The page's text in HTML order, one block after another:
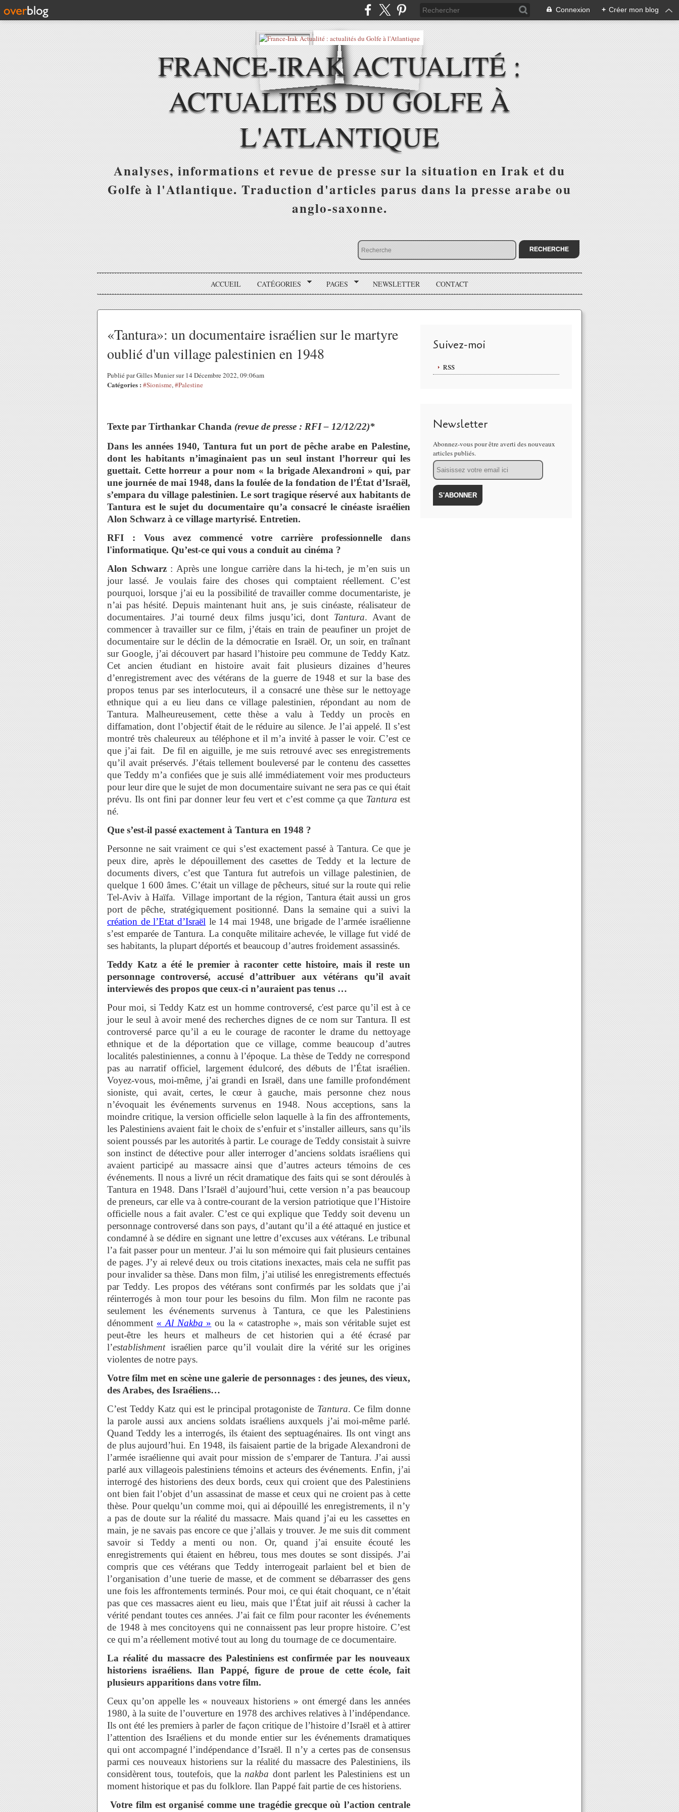
Connexion + Créer mon blog
FRANCE-IRAK ACTUALITÉ :
ACTUALITÉS DU GOLFE À
L'ATLANTIQUE
Analyses, informations et revue de presse sur la situation en Irak et du
Golfe à l'Atlantique. Traduction d'articles parus dans la presse arabe ou
anglo-saxonne.
ACCUEIL CATÉGORIES PAGES NEWSLETTER CONTACT
«Tantura»: un documentaire israélien sur le martyre
oublié d'un village palestinien en 1948
Publié par Gilles Munier sur 14 Décembre 2022, 09:06am
Catégories : #Sionisme,#Palestine
Texte par Tirthankar Chanda (revue de presse : RFI – 12/12/22)*
Dans les années 1940, Tantura fut un port de pêche arabe en Palestine,
dont les habitants n’imaginaient pas un seul instant l’horreur qui les
guettait. Cette horreur a pour nom « la brigade Alexandroni » qui, par
une journée de mai 1948, dans la foulée de la fondation de l’État d’Israël,
s’empara du village palestinien. Le sort tragique réservé aux habitants de
Tantura est le sujet du documentaire qu’a consacré le cinéaste israélien
Alon Schwarz à ce village martyrisé. Entretien.
RFI : Vous avez commencé votre carrière professionnelle dans
l'informatique. Qu’est-ce qui vous a conduit au cinéma ?
Alon Schwarz: Après une longue carrière dans la hi-tech, je m’en suis un
jour lassé. Je voulais faire des choses qui comptaient réellement. C’est
pourquoi, lorsque j’ai eu la possibilité de travailler comme documentariste, je
n’ai pas hésité. Depuis maintenant huit ans, je suis cinéaste, réalisateur de
documentaires. J’ai tourné deux films jusqu’ici, dont Tantura. Avant de
commencer à travailler sur ce film, j’étais en train de peaufiner un projet de
documentaire sur le déclin de la démocratie en Israël. Or, un soir, en traînant
sur Google, j’ai découvert par hasard l’histoire peu commune de Teddy Katz.
Cet ancien étudiant en histoire avait fait plusieurs dizaines d’heures
d’enregistrement avec des vétérans de la guerre de 1948 et sur la base des
propos tenus par ses interlocuteurs, il a consacré une thèse sur le nettoyage
ethnique qui a eu lieu dans ce village palestinien, répondant au nom de
Tantura. Malheureusement, cette thèse a valu à Teddy un procès en
diffamation, dont l’objectif était de le réduire au silence. Je l’ai appelé. Il s’est
montré très chaleureux au téléphone et il m’a invité à passer le voir. C’est ce
que j’ai fait. De fil en aiguille, je me suis retrouvé avec ses enregistrements
qu’il avait préservés. J’étais tellement bouleversé par le contenu des cassettes
que Teddy m’a confiées que je suis allé immédiatement voir mes producteurs
pour leur dire que le sujet de mon documentaire suivant ne sera pas ce qui était
prévu. Ils ont fini par donner leur feu vert et c’est comme ça que Tantura est
né.
Que s’est-il passé exactement à Tantura en 1948 ?
Personne ne sait vraiment ce qui s’est exactement passé à Tantura. Ce que je
peux dire, après le dépouillement des casettes de Teddy et la lecture de
documents divers, c’est que Tantura fut autrefois un village palestinien, de
quelque 1 600 âmes. C’était un village de pêcheurs, situé sur la route qui relie
Tel-Aviv à Haïfa. Village important de la région, Tantura était aussi un gros
port de pêche, stratégiquement positionné. Dans la semaine qui a suivi la
création de l’Etat d’Israël le 14 mai 1948, une brigade de l’armée israélienne
s’est emparée de Tantura. La conquête militaire achevée, le village fut vidé de
ses habitants, la plupart déportés et beaucoup d’autres froidement assassinés.
Teddy Katz a été le premier à raconter cette histoire, mais il reste un
personnage controversé, accusé d’attribuer aux vétérans qu’il avait
interviewés des propos que ceux-ci n’auraient pas tenus …
Pour moi, si Teddy Katz est un homme controversé, c'est parce qu’il est à ce
jour le seul à avoir mené des recherches dignes de ce nom sur Tantura. Il est
controversé parce qu’il a eu le courage de raconter le drame du nettoyage
ethnique et de la déportation que ce village, comme beaucoup d’autres
localités palestiniennes, a connu à l’époque. La thèse de Teddy ne correspond
pas au narratif officiel, largement édulcoré, des débuts de l’État israélien.
Voyez-vous, moi-même, j’ai grandi en Israël, dans une famille profondément
sioniste, qui avait, certes, le cœur à gauche, mais personne chez nous
n’évoquait les événements survenus en 1948. Nous acceptions, sans la
moindre critique, la version officielle selon laquelle à la fin des affrontements,
les Palestiniens avaient fait le choix de s’enfuir et s’installer ailleurs, sans qu’ils
soient poussés par les autorités à partir. Le courage de Teddy consistait à suivre
son instinct de détective pour aller interroger d’anciens soldats israéliens qui
avaient participé au massacre ainsi que d’autres acteurs témoins de ces
événements. Il nous a livré un récit dramatique des faits qui se sont déroulés à
Tantura en 1948. Dans l’Israël d’aujourd’hui, cette version n’a pas beaucoup
de preneurs, car elle va à contre-courant de la version patriotique que l’Histoire
officielle nous a fait avaler. C’est ce qui explique que Teddy soit devenu un
personnage controversé dans son pays, d’autant qu’il a été attaqué en justice et
condamné à se dédire en signant une lettre d’excuses aux vétérans. Le tribunal
l’a fait passer pour un menteur. J’ai lu son mémoire qui fait plusieurs centaines
de pages. J’y ai relevé deux ou trois citations inexactes, mais cela ne suffit pas
pour invalider sa thèse. Dans mon film, j’ai utilisé les enregistrements effectués
par Teddy. Les propos des vétérans sont confirmés par les soldats que j’ai
réinterrogés à mon tour pour les besoins du film. Mon film ne raconte pas
seulement les événements survenus à Tantura, ce que les Palestiniens
dénomment « Al Nakba » ou la « catastrophe », mais son véritable sujet est
peut-être les heurs et malheurs de cet historien qui a été écrasé par
l’establishment israélien parce qu’il voulait dire la vérité sur les origines
violentes de notre pays.
Votre film met en scène une galerie de personnages : des jeunes, des vieux,
des Arabes, des Israéliens…
C’est Teddy Katz qui est le principal protagoniste de Tantura. Ce film donne
la parole aussi aux anciens soldats israéliens auxquels j’ai moi-même parlé.
Quand Teddy les a interrogés, ils étaient des septuagénaires. Ils ont vingt ans
de plus aujourd’hui. En 1948, ils faisaient partie de la brigade Alexandroni de
l’armée israélienne qui avait pour mission de s’emparer de Tantura. J’ai aussi
parlé aux villageois palestiniens témoins et acteurs des événements. Enfin, j’ai
interrogé des historiens des deux bords, ceux qui croient que des Palestiniens
ont bien fait l’objet d’un assassinat de masse et ceux qui ne croient pas à cette
thèse. Pour quelqu’un comme moi, qui ai dépouillé les enregistrements, il n’y
a pas de doute sur la réalité du massacre. Mais quand j’ai eu les cassettes en
main, je ne savais pas encore ce que j’allais y trouver. Je me suis dit comment
savoir si Teddy a menti ou non. Or, quand j’ai ensuite écouté les
enregistrements qui étaient en hébreu, tous mes doutes se sont dissipés. J’ai
compris que ces vétérans que Teddy interrogeait parlaient bel et bien de
l’organisation d’une tuerie de masse, et de comment se débarrasser des gens
une fois les affrontements terminés. Pour moi, ce qui était choquant, ce n’était
pas que ces massacres aient eu lieu, mais que l’État juif ait réussi à cacher la
vérité pendant toutes ces années. J’ai fait ce film pour raconter les événements
de 1948 à mes concitoyens qui ne connaissent pas leur propre histoire. C’est
ce qui m’a réellement motivé tout au long du tournage de ce documentaire.
La réalité du massacre des Palestiniens est confirmée par les nouveaux
historiens israéliens. Ilan Pappé, figure de proue de cette école, fait
plusieurs apparitions dans votre film.
Ceux qu’on appelle les « nouveaux historiens » ont émergé dans les années
1980, à la suite de l’ouverture en 1978 des archives relatives à l’indépendance.
Ils ont été les premiers à parler de façon critique de l’histoire d’Israël et à attirer
l’attention des Israéliens et du monde entier sur les événements dramatiques
qui ont accompagné l’indépendance d’Israël. Il n’y a certes pas de consensus
parmi ces nouveaux historiens sur la réalité du massacre des Palestiniens, ils
considèrent tous, toutefois, que la nakba dont parlent les Palestiniens est un
moment historique et pas du folklore. Ilan Pappé fait partie de ces historiens.
Votre film est organisé comme une tragédie grecque où l’action centrale
Suivez-moi
RSS
Newsletter
Abonnez-vous pour être averti des nouveaux
articles publiés.
Email